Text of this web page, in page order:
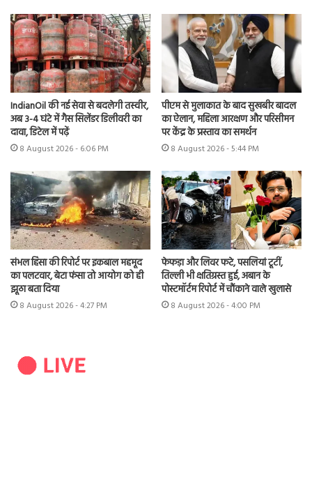
IndianOil की नई सेवा से बदलेगी तस्वीर,
अब 3-4 घंटे में गैस सिलेंडर डिलीवरी का
दावा, डिटेल में पढ़ें
8 August 2026 - 6:06 PM
पीएम से मुलाकात के बाद सुखबीर बादल
का ऐलान, महिला आरक्षण और परिसीमन
पर केंद्र के प्रस्ताव का समर्थन
8 August 2026 - 5:44 PM
संभल हिंसा की रिपोर्ट पर इकबाल महमूद
का पलटवार, बेटा फंसा तो आयोग को ही
झूठा बता दिया
8 August 2026 - 4:27 PM
फेफड़ा और लिवर फटे, पसलियां टूटीं,
तिल्ली भी क्षतिग्रस्त हुई, अबान के
पोस्टमॉर्टम रिपोर्ट में चौंकाने वाले खुलासे
8 August 2026 - 4:00 PM